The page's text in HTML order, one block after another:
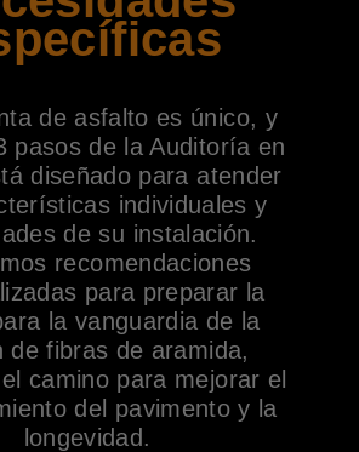
de asfalto es único, y
pasos de la Auditoría en
diseñado para atender
individuales y
de su instalación.
recomendaciones
para preparar la
la vanguardia de la
de fibras de aramida,
camino para mejorar el
del pavimento y la
longevidad.